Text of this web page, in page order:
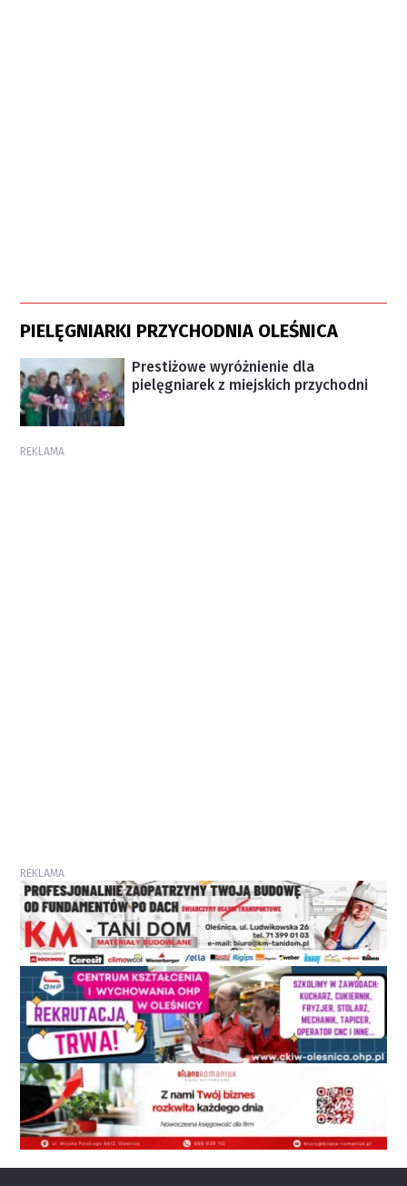
PIELĘGNIARKI PRZYCHODNIA OLEŚNICA
Prestiżowe wyróżnienie dla
pielęgniarek z miejskich przychodni
REKLAMA
REKLAMA